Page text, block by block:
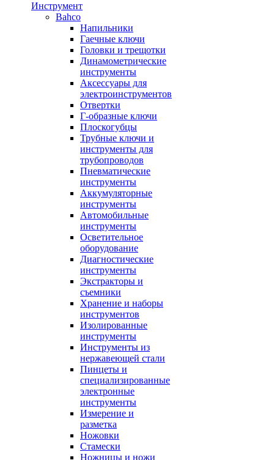
Инструмент
Bahco
Напильники
Гаечные ключи
Головки и трещотки
Динамометрические
инструменты
Аксессуары для
электроинструментов
Отвертки
Г-образные ключи
Плоскогубцы
Трубные ключи и
инструменты для
трубопроводов
Пневматические
инструменты
Аккумуляторные
инструменты
Автомобильные
инструменты
Осветительное
оборудование
Диагностические
инструменты
Экстракторы и
съемники
Хранение и наборы
инструментов
Изолированные
инструменты
Инструменты из
нержавеющей стали
Пинцеты и
специализированные
электронные
инструменты
Измерение и
разметка
Ножовки
Стамески
Ножницы и ножи